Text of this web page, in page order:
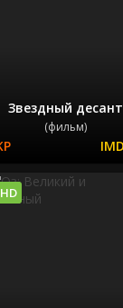
Звездный десант
(фильм)
HD